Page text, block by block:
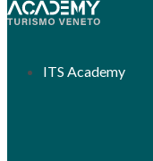
ITS Academy